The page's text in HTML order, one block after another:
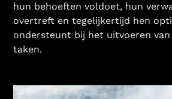
hun behoeften voldoet, hun
overtreft en tegelijkertijd hen
ondersteunt bij het uitvoeren
taken.